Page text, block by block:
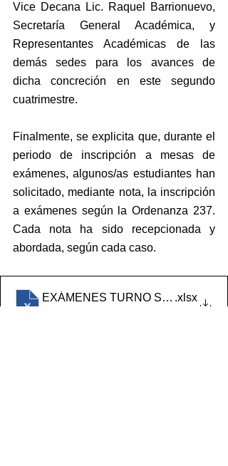
Vice Decana Lic. Raquel Barrionuevo,
Secretaría General Académica, y
Representantes Académicas de las
demás sedes para los avances de
dicha concreción en este segundo
cuatrimestre.
Finalmente, se explicita que, durante el
periodo de inscripción a mesas de
exámenes, algunos/as estudiantes han
solicitado, mediante nota, la inscripción
a exámenes según la Ordenanza 237.
Cada nota ha sido recepcionada y
abordada, según cada caso.
EXÁMENES TURNO .xlsx